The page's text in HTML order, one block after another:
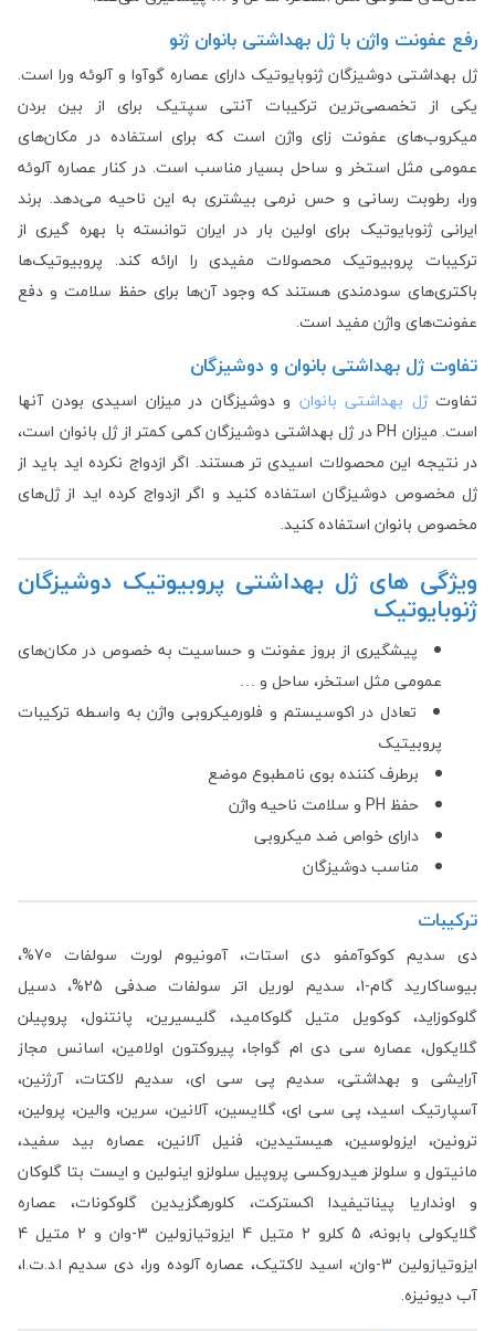
رفع عفونت واژن با ژل بهداشتی بانوان ژنو
ژل بهداشتی دوشیزگان ژنوبایوتیک دارای عصاره گوآوا و آلوئه ورا است.
یکی از تخصصی‌ترین ترکیبات آنتی سپتیک برای از بین بردن
میکروب‌های عفونت زای واژن است که برای استفاده در مکان‌های
عمومی مثل استخر و ساحل بسیار مناسب است. در کنار عصاره آلوئه
ورا، رطوبت رسانی و حس نرمی بیشتری به این ناحیه می‌دهد. برند
ایرانی ژنوبایوتیک برای اولین بار در ایران توانسته با بهره گیری از
ترکیبات پروبیوتیک محصولات مفیدی را ارائه کند. پروبیوتیک‌ها
باکتری‌های سودمندی هستند که وجود آن‌ها برای حفظ سلامت و دفع
عفونت‌های واژن مفید است.
تفاوت ژل بهداشتی بانوان و دوشیزگان
تفاوتژل بهداشتی بانوان و دوشیزگان در میزان اسیدی بودن آنها
است. میزان PH در ژل بهداشتی دوشیزگان کمی کمتر از ژل بانوان است،
در نتیجه این محصولات اسیدی تر هستند. اگر ازدواج نکرده اید باید از
ژل مخصوص دوشیزگان استفاده کنید و اگر ازدواج کرده اید از ژل‌های
مخصوص بانوان استفاده کنید.
ویژگی های ژل بهداشتی پروبیوتیک دوشیزگان
ژنوبایوتیک
پیشگیری از بروز عفونت و حساسیت به خصوص در مکان‌های
عمومی مثل استخر، ساحل و …
تعادل در اکوسیستم و فلورمیکروبی واژن به واسطه ترکیبات
پروبیتیک
برطرف کننده بوی نامطبوع موضع
حفظ PH و سلامت ناحیه واژن
دارای خواص ضد میکروبی
مناسب دوشیزگان
ترکیبات
دی سدیم کوکوآمفو دی استات، آمونیوم لورت سولفات 70%،
بیوساکارید گام-1، سدیم لوریل اتر سولفات صدفی 25%، دسیل
گلوکوزاید، کوکویل متیل گلوکامید، گلیسیرین، پانتنول، پروپیلن
گلایکول، عصاره سی دی ام گواجا، پیروکتون اولامین، اسانس مجاز
آرایشی و بهداشتی، سدیم پی سی ای، سدیم لاکتات، آرژنین،
آسپارتیک اسید، پی سی ای، گلایسین، آلانین، سرین، والین، پرولین،
ترونین، ایزولوسین، هیستیدین، فنیل آلانین، عصاره بید سفید،
مانیتول و سلولز هیدروکسی پروپیل سلولزو اینولین و ایست بتا گلوکان
و اونداریا پیناتیفیدا اکسترکت، کلورهگزیدین گلوکونات، عصاره
گلایکولی بابونه، 5 کلرو 2 متیل 4 ایزوتیازولین 3-وان و 2 متیل 4
ایزوتیازولین 3-وان، اسید لاکتیک، عصاره آلوده ورا، دی سدیم ا.د.ت.ا،
آب دیونیزه.